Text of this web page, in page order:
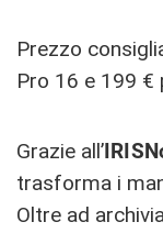
Prezzo
Pro 16 e 199 €
Grazie all’
trasforma i
Oltre ad